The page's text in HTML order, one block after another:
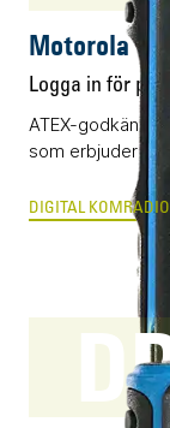
Motorola
Logga in för pris
ATEX-godkänd
som erbjuder ett
DIGITAL KOMRADIO